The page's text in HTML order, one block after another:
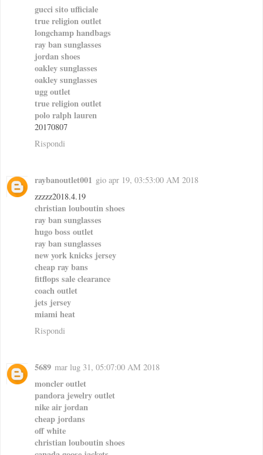
gucci sito ufficiale
true religion outlet
longchamp handbags
ray ban sunglasses
jordan shoes
oakley sunglasses
oakley sunglasses
ugg outlet
true religion outlet
polo ralph lauren
20170807
Rispondi
raybanoutlet001 gio apr 19, 03:53:00 AM 2018
zzzzz2018.4.19
christian louboutin shoes
ray ban sunglasses
hugo boss outlet
ray ban sunglasses
new york knicks jersey
cheap ray bans
fitflops sale clearance
coach outlet
jets jersey
miami heat
Rispondi
5689 mar lug 31, 05:07:00 AM 2018
moncler outlet
pandora jewelry outlet
nike air jordan
cheap jordans
off white
christian louboutin shoes